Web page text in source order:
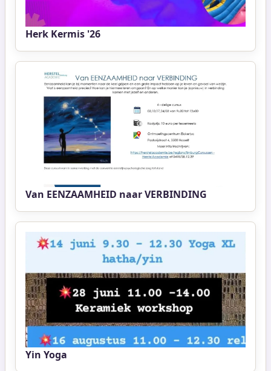
Herk Kermis '26
Van EENZAAMHEID naar VERBINDING
Yin Yoga